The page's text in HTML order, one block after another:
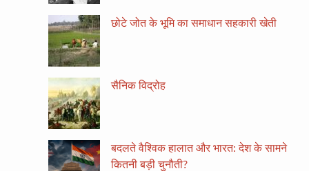
छोटे जोत के भूमि का समाधान सहकारी खेती
सैनिक विद्रोह
बदलते वैश्विक हालात और भारत: देश के सामने
कितनी बड़ी चुनौती?